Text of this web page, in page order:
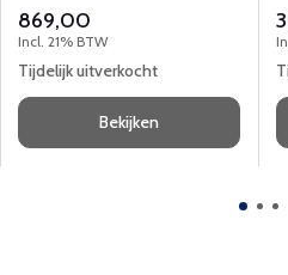
869,00
Incl. 21% BTW
Tijdelijk uitverkocht
Bekijken